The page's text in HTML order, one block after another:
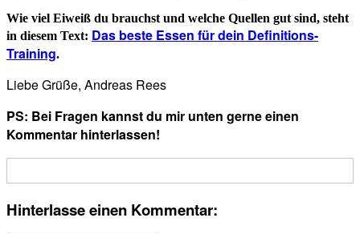
Wie viel Eiweiß du brauchst und welche Quellen gut sind, steht
in diesem Text: Das beste Essen für dein Definitions-
Training.
Liebe Grüße, Andreas Rees
PS: Bei Fragen kannst du mir unten gerne einen
Kommentar hinterlassen!
Hinterlasse einen Kommentar: